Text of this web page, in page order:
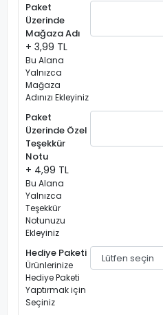
Paket
Üzerinde
Mağaza Adı
+ 3,99 TL
Bu Alana
Yalnızca
Mağaza
Adınızı Ekleyiniz
Paket
Üzerinde Özel
Teşekkür
Notu
+ 4,99 TL
Bu Alana
Yalnızca
Teşekkür
Notunuzu
Ekleyiniz
Hediye Paketi
Ürünlerinize
Hediye Paketi
Yaptırmak için
Seçiniz